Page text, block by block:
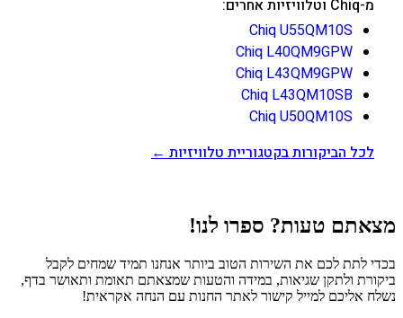
מ-Chiq וטלוויזיות אחרים:
Chiq U55QM10S
Chiq L40QM9GPW
Chiq L43QM9GPW
Chiq L43QM10SB
Chiq U50QM10S
לכל הביקורות בקטגוריית טלוויזיות ←
מצאתם טעות? ספרו לנו!
בכדי לתת לכם את השירות הטוב ביותר אנחנו תמיד שמחים לקבל
ביקורת ולתקן שגיאות, במידה והטעות שמצאתם תאומת ותאושר בדף,
נשלח אליכם למייל קישור לאתר החנות עם הנחה אקראית!